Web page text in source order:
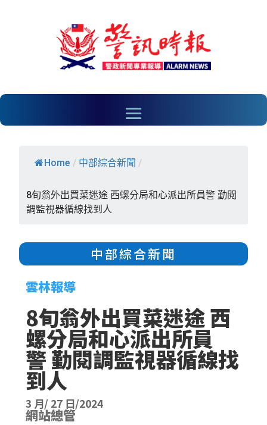
Home / 中部綜合新聞 /
8旬翁外出買菜迷途 西螺分局和心派出所員警 勤閱
調監視器循線找到人
中部綜合新聞
雲林報導
8旬翁外出買菜迷途 西
螺分局和心派出所員
警 勤閱調監視器循線找
到人
3 月/ 27 日/2024
網站總管